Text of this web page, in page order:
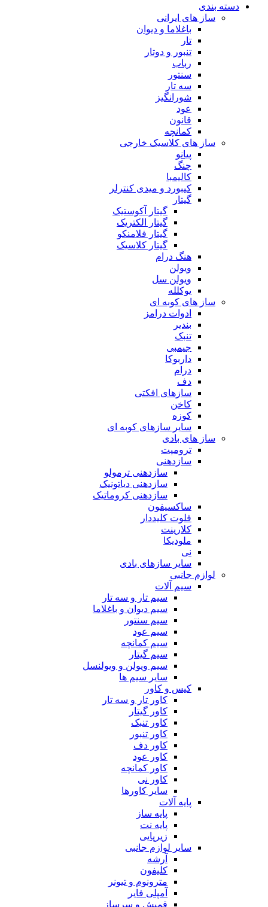
دسته بندی
ساز های ایرانی
باغلاما و دیوان
تار
تنبور و دوتار
رباب
سنتور
سه تار
شورانگیز
عود
قانون
کمانچه
ساز های کلاسیک خارجی
پیانو
چنگ
کالیمبا
کیبورد و میدی کنترلر
گیتار
گیتار آکوستیک
گیتار الکتریک
گیتار فلامنکو
گیتار کلاسیک
هنگ درام
ویولن
ویولن سل
یوکلله
ساز های کوبه ای
ادوات درامز
بندیر
تنبک
جیمبی
داربوکا
درام
دف
سازهای افکتی
کاخن
کوزه
سایر سازهای کوبه ای
ساز های بادی
ترومپت
سازدهنی
سازدهنی ترمولو
سازدهنی دیاتونیک
سازدهنی کروماتیک
ساکسیفون
فلوت کلیددار
کلارینت
ملودیکا
نی
سایر سازهای بادی
لوازم جانبی
سیم آلات
سیم تار و سه تار
سیم دیوان و باغلاما
سیم سنتور
سیم عود
سیم کمانچه
سیم گیتار
سیم ویولن و ویولنسل
سایر سیم ها
کیس و کاور
کاور تار و سه تار
کاور گیتار
کاور تنبک
کاور تنبور
کاور دف
کاور عود
کاور کمانچه
کاور نی
سایر کاورها
پایه آلات
پایه ساز
پایه نت
زیرپایی
سایر لوازم جانبی
آرشه
کلیفون
مترونوم و تیونر
آمپلی فایر
قمیش و سرساز